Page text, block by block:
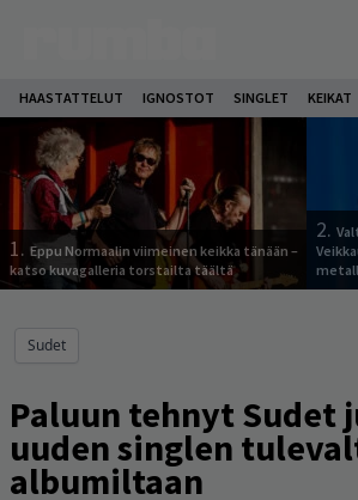
HAASTATTELUT IGNOSTOT SINGLET KEIKAT
1. Eppu Normaalin viimeinen keikka tänään –
katso kuvagalleria torstailta täältä
2.
Sudet
Paluun tehnyt Sudet
uuden singlen
albumiltaan